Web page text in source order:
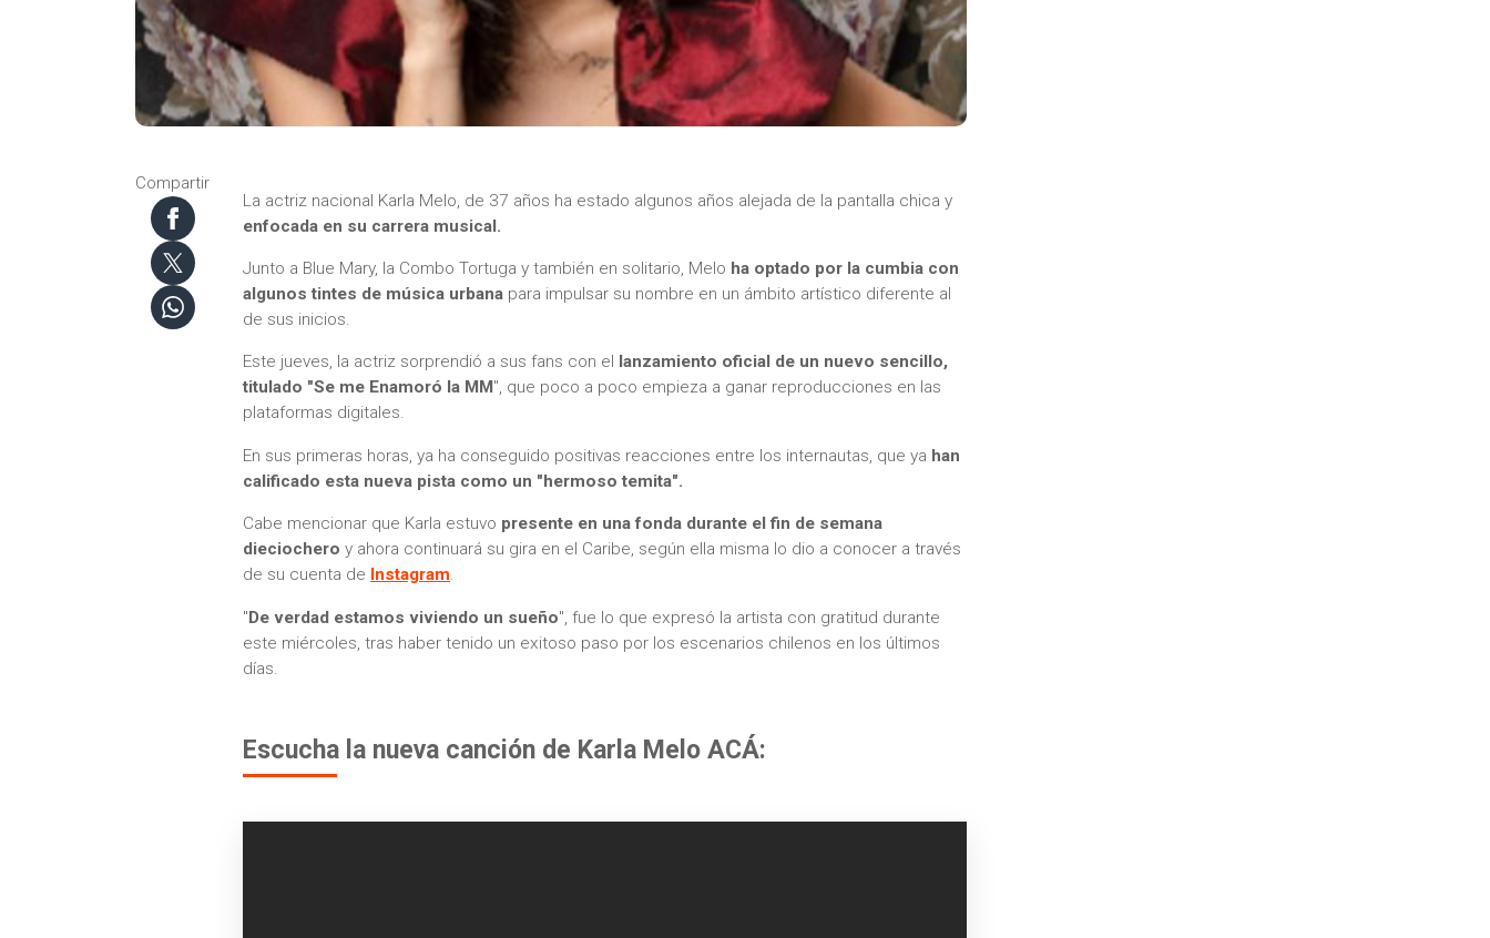
Compartir
La actriz nacional Karla Melo, de 37 años ha estado algunos años alejada de la pantalla chica y
enfocada en su carrera musical.
Junto a Blue Mary, la Combo Tortuga y también en solitario, Melo ha optado por la cumbia con
algunos tintes de música urbana para impulsar su nombre en un ámbito artístico diferente al
de sus inicios.
Este jueves, la actriz sorprendió a sus fans con el
lanzamiento oficial de un nuevo sencillo,
titulado "Se me Enamoró la MM ", que poco a poco empieza a ganar reproducciones en las
plataformas digitales.
En sus primeras horas, ya ha conseguido positivas reacciones entre los internautas, que ya han
calificado esta nueva pista como un "hermoso temita".
Cabe mencionar que Karla estuvo presente en una fonda durante el fin de semana
dieciochero y ahora continuará su gira en el Caribe, según ella misma lo dio a conocer a través
de su cuenta de Instagram.
"De verdad estamos viviendo un sueño", fue lo que expresó la artista con gratitud durante
este miércoles, tras haber tenido un exitoso paso por los escenarios chilenos en los últimos
días.
Escucha la nueva canción de Karla Melo ACÁ: